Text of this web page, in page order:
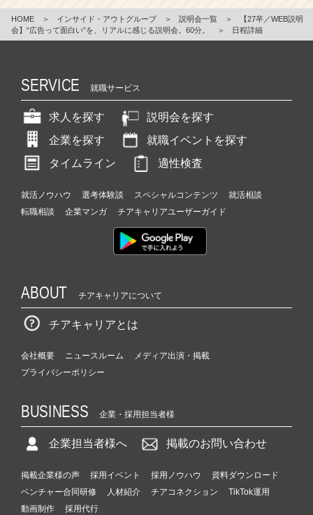
HOME ＞ インサイド・アウトグループ ＞ 説明会一覧 ＞
【27卒／WEB説明
会】“広告って面白い”を、リアルに感じる説明会。60分。
＞ 日程詳細
SERVICE 就職サービス
求人を探す
説明会を探す
企業を探す
就職イベントを探す
タイムライン
適性検査
就活ノウハウ 選考体験談 スペシャルコンテンツ
就活相談
転職相談
企業マンガ チアキャリアユーザーガイド
ABOUT チアキャリアについて
チアキャリアとは
会社概要 ニュースルーム
メディア出演・掲載
プライバシーポリシー
BUSINESS 企業・採用担当者様
企業担当者様へ 掲載のお問い合わせ
掲載企業様の声 採用イベント 採用ノウハウ
資料ダウンロード
ベンチャー合同研修
人材紹介 チアコネクション
TikTok運用
動画制作
採用代行